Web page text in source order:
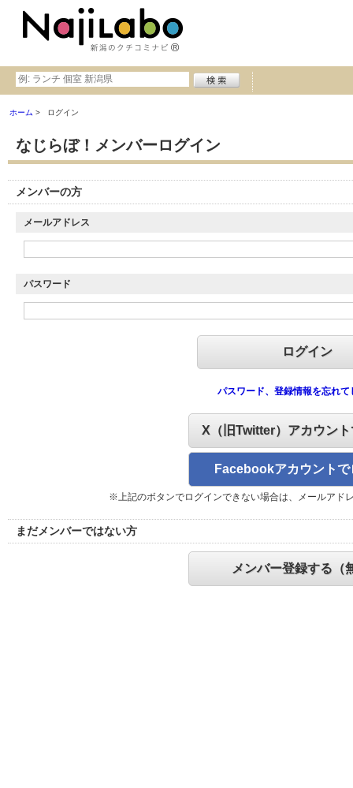
ホーム ログイン
なじらぼ！メンバーログイン
メンバーの方
メールアドレス
パスワード
パスワード、登録情報を忘れて
X（旧Twitter）アカウン
Facebookアカウントで
※上記のボタンでログインできない場合は、メールアド
まだメンバーではない方
メンバー登録する（